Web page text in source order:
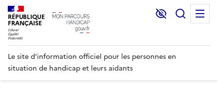
RÉPUBLIQUE
FRANÇAISE
Lecture et
Le site d'information officiel pour les personnes en
situation de handicap et leurs aidants